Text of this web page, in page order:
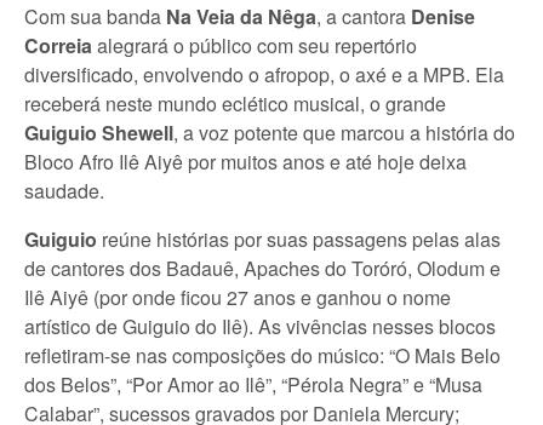
Com sua banda Na Veia da Nêga, a cantora Denise
Correia alegrará o público com seu repertório
diversificado, envolvendo o afropop, o axé e a MPB. Ela
receberá neste mundo eclético musical, o grande
Guiguio Shewell, a voz potente que marcou a história do
Bloco Afro Ilê Aiyê por muitos anos e até hoje deixa
saudade.
Guiguio reúne histórias por suas passagens pelas alas
de cantores dos Badauê, Apaches do Toróró, Olodum e
Ilê Aiyê (por onde ficou 27 anos e ganhou o nome
artístico de Guiguio do Ilê). As vivências nesses blocos
refletiram-se nas composições do músico: “O Mais Belo
dos Belos”, “Por Amor ao Ilê”, “Pérola Negra” e “Musa
Calabar”, sucessos gravados por Daniela Mercury;